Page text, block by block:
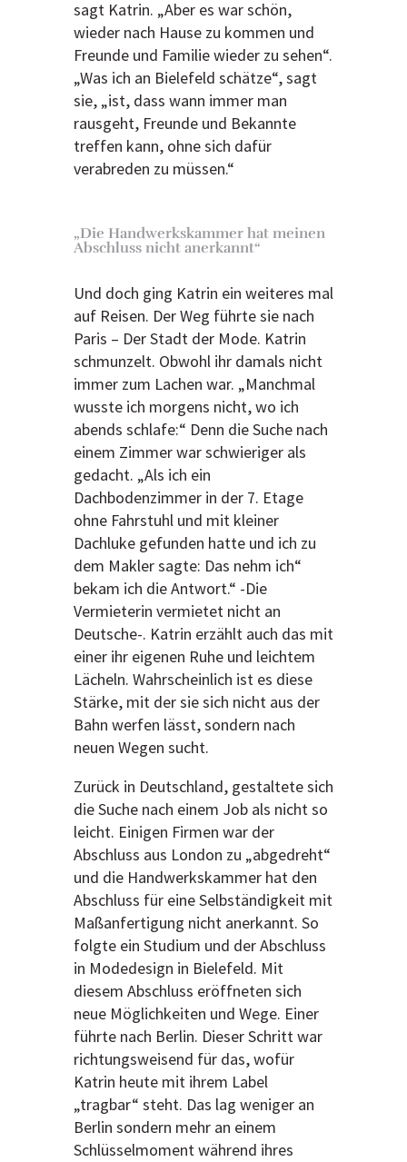
sagt Katrin. „Aber es war schön,
wieder nach Hause zu kommen und
Freunde und Familie wieder zu sehen“.
„Was ich an Bielefeld schätze“, sagt
sie, „ist, dass wann immer man
rausgeht, Freunde und Bekannte
treffen kann, ohne sich dafür
verabreden zu müssen.“
„Die Handwerkskammer hat meinen
Abschluss nicht anerkannt“
Und doch ging Katrin ein weiteres mal
auf Reisen. Der Weg führte sie nach
Paris – Der Stadt der Mode. Katrin
schmunzelt. Obwohl ihr damals nicht
immer zum Lachen war. „Manchmal
wusste ich morgens nicht, wo ich
abends schlafe:“ Denn die Suche nach
einem Zimmer war schwieriger als
gedacht. „Als ich ein
Dachbodenzimmer in der 7. Etage
ohne Fahrstuhl und mit kleiner
Dachluke gefunden hatte und ich zu
dem Makler sagte: Das nehm ich“
bekam ich die Antwort.“ -Die
Vermieterin vermietet nicht an
Deutsche-. Katrin erzählt auch das mit
einer ihr eigenen Ruhe und leichtem
Lächeln. Wahrscheinlich ist es diese
Stärke, mit der sie sich nicht aus der
Bahn werfen lässt, sondern nach
neuen Wegen sucht.
Zurück in Deutschland, gestaltete sich
die Suche nach einem Job als nicht so
leicht. Einigen Firmen war der
Abschluss aus London zu „abgedreht“
und die Handwerkskammer hat den
Abschluss für eine Selbständigkeit mit
Maßanfertigung nicht anerkannt. So
folgte ein Studium und der Abschluss
in Modedesign in Bielefeld. Mit
diesem Abschluss eröffneten sich
neue Möglichkeiten und Wege. Einer
führte nach Berlin. Dieser Schritt war
richtungsweisend für das, wofür
Katrin heute mit ihrem Label
„tragbar“ steht. Das lag weniger an
Berlin sondern mehr an einem
Schlüsselmoment während ihres